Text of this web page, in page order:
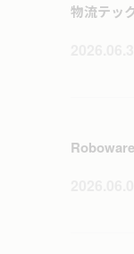
物流テッ